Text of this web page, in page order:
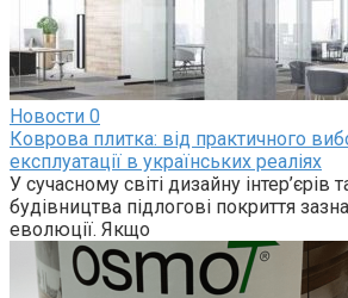
Новости 0
Коврова плитка: від практичного
експлуатації в українських реаліях
У сучасному світі дизайну інтер’єрів
будівництва підлогові покриття
еволюції. Якщо